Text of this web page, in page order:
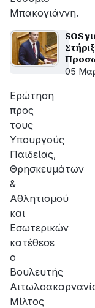
Μπακογιάννη.
SOS
05
Ερώτηση
προς
τους
Υπουργούς
Παιδείας,
Θρησκευμάτων
&
Αθλητισμού
και
Εσωτερικών
κατέθεσε
ο
Βουλευτής
Μίλτος